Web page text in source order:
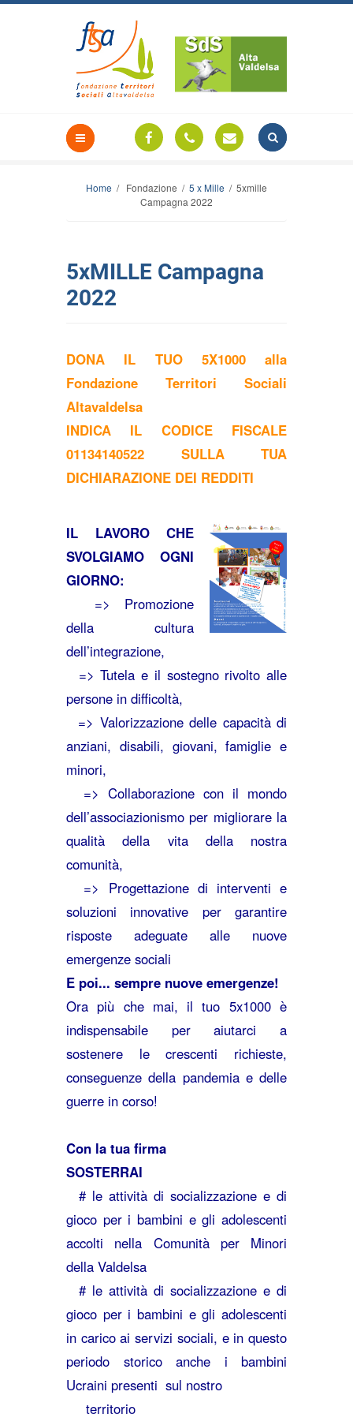
Home / Fondazione / 5 x Mille / 5xmille
Campagna 2022
5xMILLE Campagna
2022
DONA IL TUO 5X1000 alla
Fondazione Territori Sociali
Altavaldelsa
INDICA IL CODICE FISCALE
01134140522 SULLA TUA
DICHIARAZIONE DEI REDDITI
IL LAVORO CHE
SVOLGIAMO OGNI
GIORNO:
=> Promozione
della cultura
dell’integrazione,
=> Tutela e il sostegno rivolto alle
persone in difficoltà,
=> Valorizzazione delle capacità di
anziani, disabili, giovani, famiglie e
minori,
=> Collaborazione con il mondo
dell’associazionismo per migliorare la
qualità della vita della nostra
comunità,
=> Progettazione di interventi e
soluzioni innovative per garantire
risposte adeguate alle nuove
emergenze sociali
E poi... sempre nuove emergenze!
Ora più che mai, il tuo 5x1000 è
indispensabile per aiutarci a
sostenere le crescenti richieste,
conseguenze della pandemia e delle
guerre in corso!
Con la tua firma
SOSTERRAI
# le attività di socializzazione e di
gioco per i bambini e gli adolescenti
accolti nella Comunità per Minori
della Valdelsa
# le attività di socializzazione e di
gioco per i bambini e gli adolescenti
in carico ai servizi sociali, e in questo
periodo storico anche i bambini
Ucraini presenti sul nostro
territorio